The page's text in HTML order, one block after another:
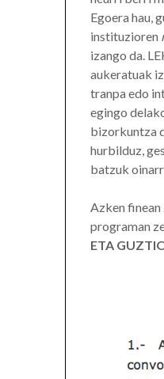
Egoera hau,
instituzioren
izango da.
aukeratuak
tranpa edo
egingo
bizorkuntza
hurbilduz,
batzuk
Azken
programan
ETA